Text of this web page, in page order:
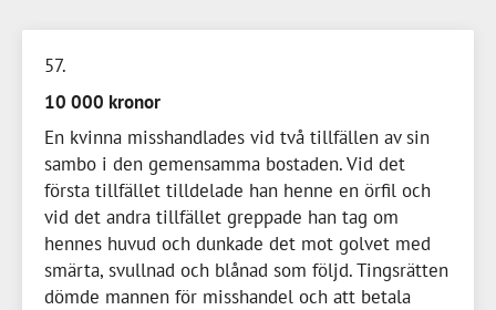
57
10 000 kronor
En kvinna misshandlades vid två tillfällen av sin
sambo i den gemensamma bostaden. Vid det
första tillfället tilldelade han henne en örfil och
vid det andra tillfället greppade han tag om
hennes huvud och dunkade det mot golvet med
smärta, svullnad och blånad som följd. Tingsrätten
dömde mannen för misshandel och att betala